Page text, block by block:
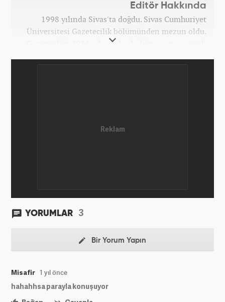
Editör Hakkında
1998 yılında Sivas'ta doğdu. Sivas Cumhuriyet
Üniversitesi Gazetecilik bölümünden mezun oldu.
Gazeteciliğe 2016 yılında başladıktan sonra çeşitli
YORUMLAR 3
Bir Yorum Yapın
Misafir 1 yıl önce
hahahhsa parayla konuşuyor